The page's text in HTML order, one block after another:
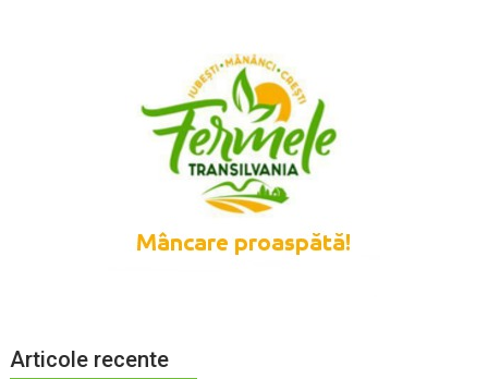
Articole recente